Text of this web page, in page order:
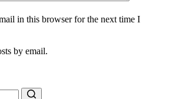
in this browser for the next time I
by email.